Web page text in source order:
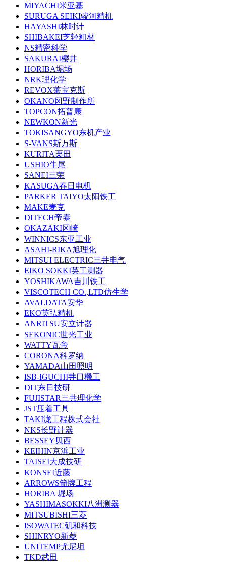
MIYACHI米亚基
SURUGA SEIKI骏河精机
HAYASHI林时计
SHIBAKEI芝轻粗材
NS精密科学
SAKURAI樱井
HORIBA堀场
NRK理化学
REVOX莱宝克斯
OKANO冈野制作所
TOPCON拓普康
NEWKON新光
TOKISANGYO东机产业
S-VANS斯万斯
KURITA栗田
USHIO牛尾
SANEI三荣
KASUGA春日电机
PARKER TAIYO太阳铁工
MAKE麦克
DITECH帝泰
OKAZAKI冈崎
WINNICS东亚工业
ASAHI-RIKA旭理化
MITSUI ELECTRIC三井电气
EIKO SOKKI英工测器
YOSHIKAWA吉川铁工
VISCOTECH CO.,LTD仿生学
AVALDATA安华
EKO英弘精机
ANRITSU安立计器
SEKONIC世光工业
WATTY瓦帝
CORONA科罗纳
YAMADA山田照明
ISB-IGUCHI井口機工
DIT东日技研
FUJISTAR三共理化学
JST压着工具
TAKI泷工程株式会社
NKS长野计器
BESSEY贝西
KEIHIN京浜工业
TAISEI大成技研
KONSEI近藤
ARROWS箭牌工程
HORIBA 堀场
YASHIMASOKKI八洲测器
MITSUBISHI三菱
ISOWATEC矶和科技
SHINRYO新菱
UNITEMP尤尼坦
TKD武田